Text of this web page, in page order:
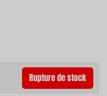
Rupture de stock